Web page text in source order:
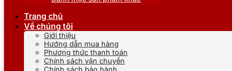
Trang chủ
Về chúng tôi
Giới thiệu
Hướng dẫn mua hàng
Phương thức thanh toán
Chính sách vận chuyển
Chính sách bảo hành